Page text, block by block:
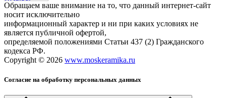
Обращаем ваше внимание на то, что данный интернет-сайт
носит исключительно
информационный характер и ни при каких условиях не
является публичной офертой,
определяемой положениями Статьи 437 (2) Гражданского
кодекса РФ.
Copyright © 2026 www.moskeramika.ru
Согласие на обработку персональных данных